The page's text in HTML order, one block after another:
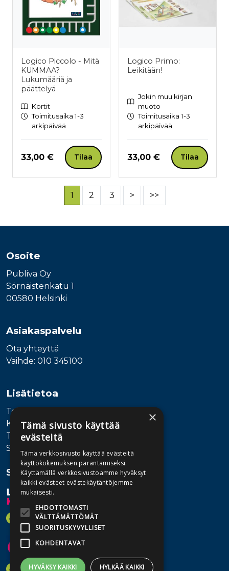
Logico Piccolo - Mitä
KUMMAA?
Lukumääriä ja
päättelyä
Kortit
Toimitusaika 1-3
arkipäivää
Hinta nyt
33,00 € Tilaa
Logico Primo:
Leikitään!
Jokin muu kirjan
muoto
Toimitusaika 1-3
arkipäivää
Hinta nyt
33,00 € Tilaa
1 2 3 > >>
Osoite
Publiva Oy
Sörnäistenkatu 1
00580 Helsinki
Asiakaspalvelu
Ota yhteyttä
Vaihde: 010 345100
Lisätietoa
Toimitusehdot
Käyttöohjeet
Tietosuojaseloste
Saavutettavuusseloste
Seuraa meitä
×
Tämä sivusto käyttää
evästeitä
Tämä verkkosivusto käyttää evästeitä
käyttökokemuksen parantamiseksi.
Käyttämällä verkkosivustoamme hyväksyt
kaikki evästeet evästekäytäntöjemme
mukaisesti.
EHDOTTOMASTI
VÄLTTÄMÄTTÖMÄT
SUORITUSKYVYLLISET
KOHDENTAVAT
HYVÄKSY KAIKKI HYLKÄÄ KAIKKI